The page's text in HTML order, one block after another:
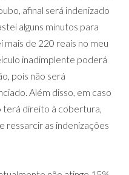
afinal será indenizado
alguns minutos para
de 220 reais no meu
inadimplente poderá
pois não será
Além disso, em caso
terá direito à cobertura,
ressarcir as indenizações